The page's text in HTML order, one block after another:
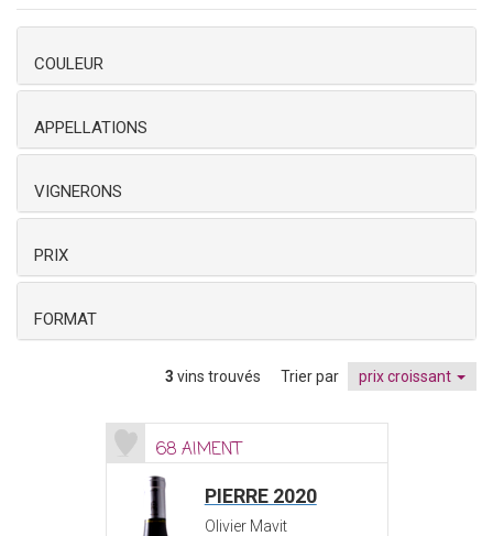
COULEUR
APPELLATIONS
VIGNERONS
PRIX
FORMAT
3 vins trouvés Trier par prix croissant
68 AIMENT
PIERRE 2020
Olivier Mavit